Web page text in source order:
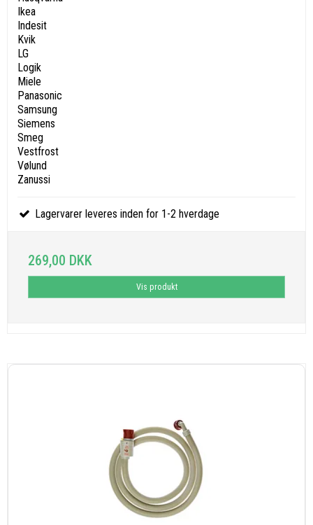
Ikea
Indesit
Kvik
LG
Logik
Miele
Panasonic
Samsung
Siemens
Smeg
Vestfrost
Vølund
Zanussi
Lagervarer leveres inden for 1-2 hverdage
269,00 DKK
Vis produkt